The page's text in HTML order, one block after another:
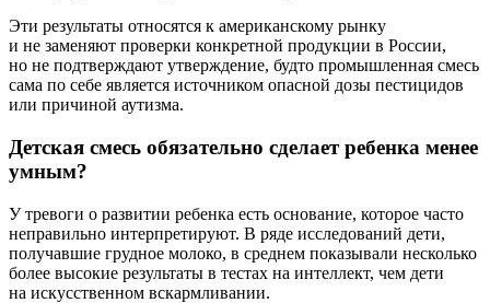
Эти результаты относятся к американскому рынку
и не заменяют проверки конкретной продукции в России,
но не подтверждают утверждение, будто промышленная смесь
сама по себе является источником опасной дозы пестицидов
или причиной аутизма.
Детская смесь обязательно сделает ребенка менее
умным?
У тревоги о развитии ребенка есть основание, которое часто
неправильно интерпретируют. В ряде исследований дети,
получавшие грудное молоко, в среднем показывали несколько
более высокие результаты в тестах на интеллект, чем дети
на искусственном вскармливании.